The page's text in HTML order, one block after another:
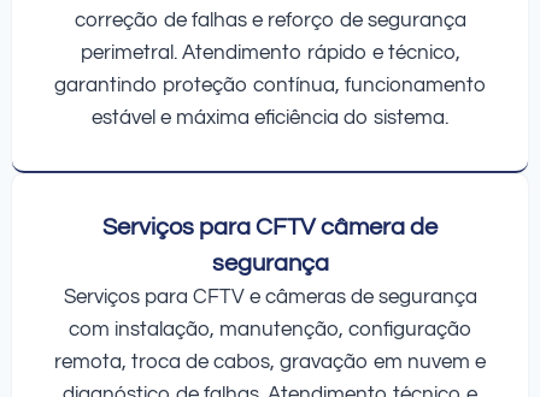
correção de falhas e reforço de segurança
perimetral. Atendimento rápido e técnico,
garantindo proteção contínua, funcionamento
estável e máxima eficiência do sistema.
Serviços para CFTV câmera de
segurança
Serviços para CFTV e câmeras de segurança
com instalação, manutenção, configuração
remota, troca de cabos, gravação em nuvem e